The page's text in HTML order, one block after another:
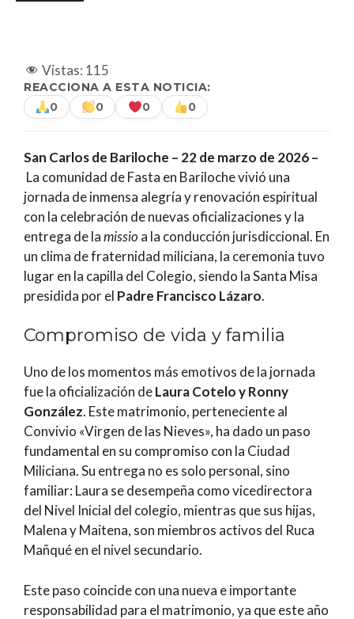
Vistas: 115
REACCIONA A ESTA NOTICIA:
0
0 0 0
San Carlos de Bariloche – 22 de marzo de 2026 –
La comunidad de Fasta en Bariloche vivió una
jornada de inmensa alegría y renovación espiritual
con la celebración de nuevas oficializaciones y la
entrega de lamissio a la conducción jurisdiccional. En
un clima de fraternidad miliciana, la ceremonia tuvo
lugar en la capilla del Colegio, siendo la Santa Misa
presidida por el Padre Francisco Lázaro.
Compromiso de vida y familia
Uno de los momentos más emotivos de la jornada
fue la oficialización deLaura Cotelo y Ronny
González. Este matrimonio, perteneciente al
Convivio «Virgen de las Nieves», ha dado un paso
fundamental en su compromiso con la Ciudad
Miliciana. Su entrega no es solo personal, sino
familiar: Laura se desempeña como vicedirectora
del Nivel Inicial del colegio, mientras que sus hijas,
Malena y Maitena, son miembros activos del Ruca
Mañqué en el nivel secundario.
Este paso coincide con una nueva e importante
responsabilidad para el matrimonio, ya que este año